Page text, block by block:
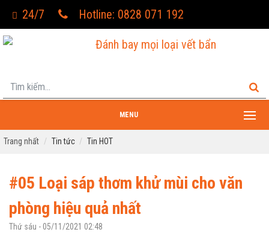
24/7 Hotline: 0828 071 192
Đánh bay mọi loại vết bẩn
MENU
Trang nhất Tin tức Tin HOT
#05 Loại sáp thơm khử mùi cho văn
phòng hiệu quả nhất
Thứ sáu - 05/11/2021 02:48